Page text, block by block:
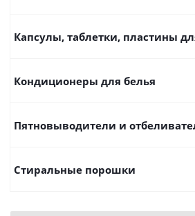
Капсулы, таблетки, пластины
Кондиционеры для белья
Пятновыводители и
Стиральные порошки